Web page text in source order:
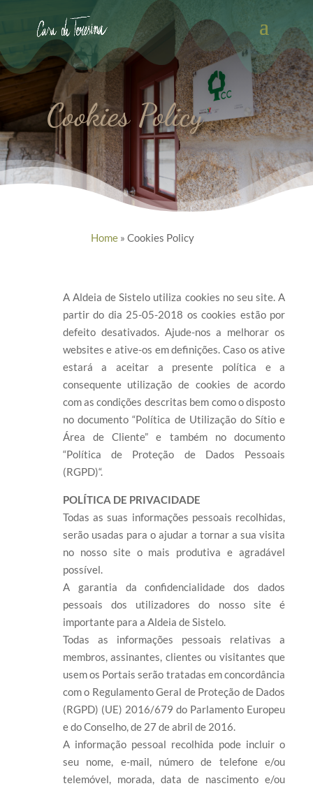
Cookies Policy
Home » Cookies Policy
A Aldeia de Sistelo utiliza cookies no seu site. A
partir do dia 25-05-2018 os cookies estão por
defeito desativados. Ajude-nos a melhorar os
websites e ative-os em definições. Caso os ative
estará a aceitar a presente política e a
consequente utilização de cookies de acordo
com as condições descritas bem como o disposto
no documento “Política de Utilização do Sítio e
Área de Cliente” e também no documento
“Política de Proteção de Dados Pessoais
(RGPD)“.
POLÍTICA DE PRIVACIDADE
Todas as suas informações pessoais recolhidas,
serão usadas para o ajudar a tornar a sua visita
no nosso site o mais produtiva e agradável
possível.
A garantia da confidencialidade dos dados
pessoais dos utilizadores do nosso site é
importante para a Aldeia de Sistelo.
Todas as informações pessoais relativas a
membros, assinantes, clientes ou visitantes que
usem os Portais serão tratadas em concordância
com o Regulamento Geral de Proteção de Dados
(RGPD) (UE) 2016/679 do Parlamento Europeu
e do Conselho, de 27 de abril de 2016.
A informação pessoal recolhida pode incluir o
seu nome, e-mail, número de telefone e/ou
telemóvel, morada, data de nascimento e/ou